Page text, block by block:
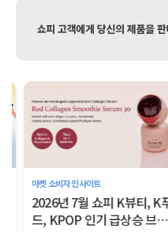
마켓 소비자 인사이트
2026년 7월 쇼피 K뷰티, K푸
드, KPOP 인기 급상승 브랜